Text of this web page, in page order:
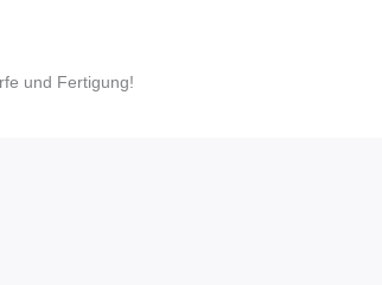
und Fertigung!